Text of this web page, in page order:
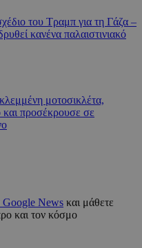
του Τραμπ για τη Γάζα –
κανένα παλαιστινιακό
μοτοσικλέτα,
και προσέκρουσε σε
Google News και μάθετε
και τον κόσμο